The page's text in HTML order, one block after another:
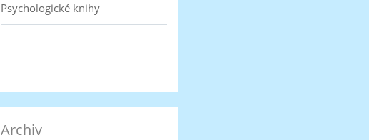
Psychologické knihy
Archiv